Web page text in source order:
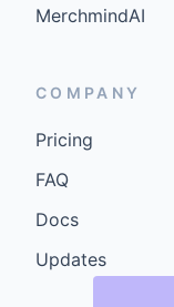
MerchmindAI
COMPANY
Pricing
FAQ
Docs
Updates